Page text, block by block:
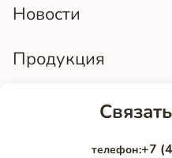
Новости
Продукция
телефон:+7